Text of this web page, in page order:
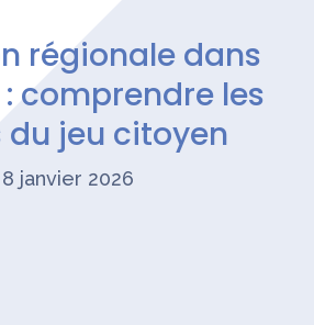
régionale dans
: comprendre les
du jeu citoyen
8 janvier 2026